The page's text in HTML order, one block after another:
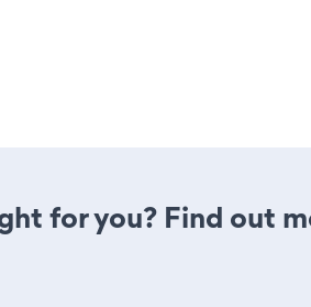
for you? Find out